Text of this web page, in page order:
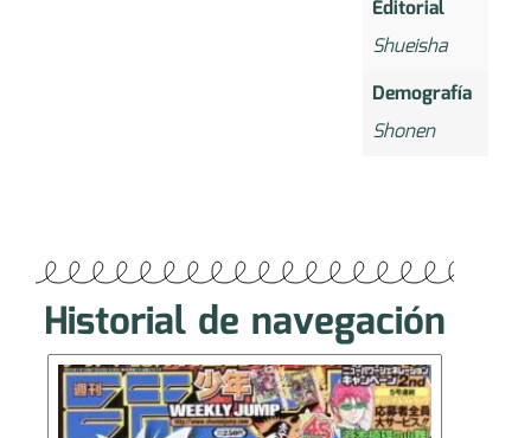
Editorial
Shueisha
Demografía
Shonen
Historial de navegación